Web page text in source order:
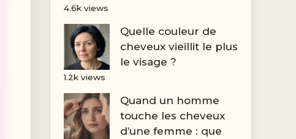
4.6k views
Quelle couleur de
cheveux vieillit le plus
le visage ?
1.2k views
Quand un homme
touche les cheveux
d’une femme : que